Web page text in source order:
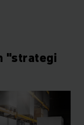
"strategi